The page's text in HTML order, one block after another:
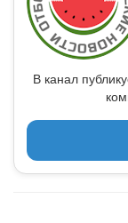
В канал